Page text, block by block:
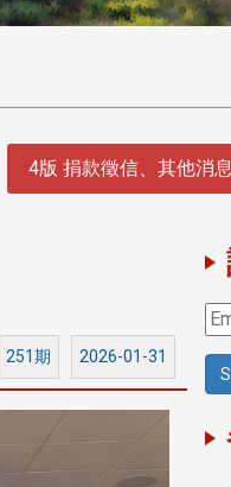
4版 捐款徵信、其他消息
251期 2026-01-31